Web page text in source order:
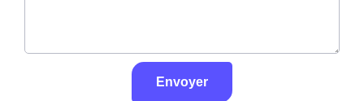
Envoyer